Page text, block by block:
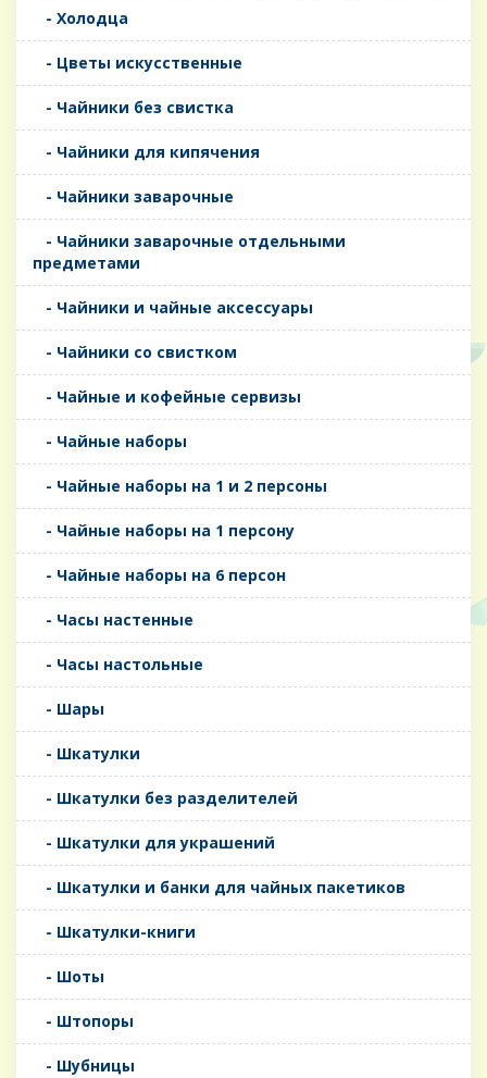
- Холодца
- Цветы искусственные
- Чайники без свистка
- Чайники для кипячения
- Чайники заварочные
- Чайники заварочные отдельными
предметами
- Чайники и чайные аксессуары
- Чайники со свистком
- Чайные и кофейные сервизы
- Чайные наборы
- Чайные наборы на 1 и 2 персоны
- Чайные наборы на 1 персону
- Чайные наборы на 6 персон
- Часы настенные
- Часы настольные
- Шары
- Шкатулки
- Шкатулки без разделителей
- Шкатулки для украшений
- Шкатулки и банки для чайных пакетиков
- Шкатулки-книги
- Шоты
- Штопоры
- Шубницы